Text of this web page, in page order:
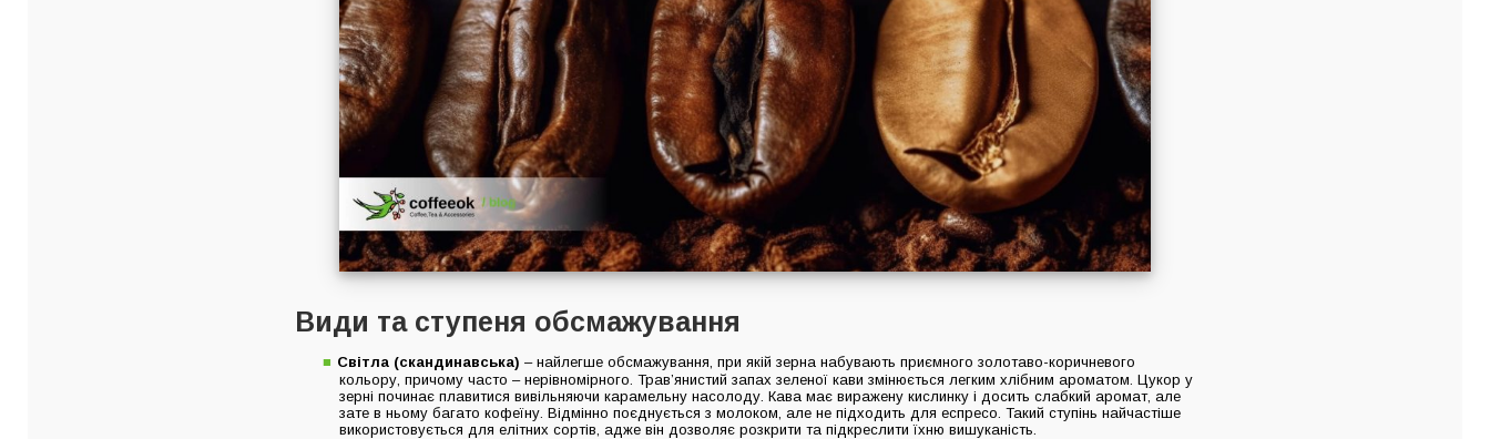
Види та ступеня обсмажування
Світла (скандинавська) – найлегше обсмажування, при якій зерна набувають приємного золотаво-коричневого
кольору, причому часто – нерівномірного. Трав’янистий запах зеленої кави змінюється легким хлібним ароматом. Цукор у
зерні починає плавитися вивільняючи карамельну насолоду. Кава має виражену кислинку і досить слабкий аромат, але
зате в ньому багато кофеїну. Відмінно поєднується з молоком, але не підходить для еспресо. Такий ступінь найчастіше
використовується для елітних сортів, адже він дозволяє розкрити та підкреслити їхню вишуканість.